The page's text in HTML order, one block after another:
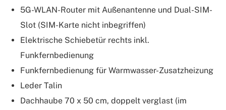
5G-WLAN-Router mit Außenantenne und Dual-SIM-
Slot (SIM-Karte nicht inbegriffen)
Elektrische Schiebetür rechts inkl.
Funkfernbedienung
Funkfernbedienung für Warmwasser-Zusatzheizung
Leder Talin
Dachhaube 70 x 50 cm, doppelt verglast (im